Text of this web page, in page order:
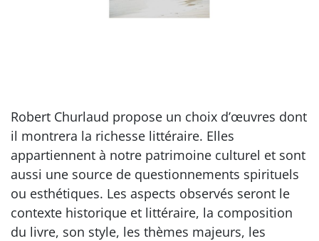
Robert Churlaud propose un choix d’œuvres dont
il montrera la richesse littéraire. Elles
appartiennent à notre patrimoine culturel et sont
aussi une source de questionnements spirituels
ou esthétiques. Les aspects observés seront le
contexte historique et littéraire, la composition
du livre, son style, les thèmes majeurs, les